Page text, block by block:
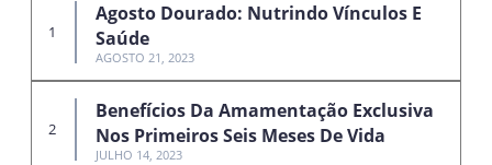
Agosto Dourado: Nutrindo Vínculos E
Saúde
AGOSTO 21, 2023
Benefícios Da Amamentação Exclusiva
Nos Primeiros Seis Meses De Vida
JULHO 14, 2023